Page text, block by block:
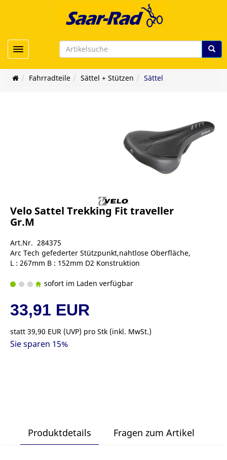
Toggle navigation
Fahrradteile Sättel + Stützen Sättel
Velo Sattel Trekking Fit traveller
Gr.M
Art.Nr. 284375
Arc Tech gefederter Stützpunkt,nahtlose Oberfläche,
L : 267mm B : 152mm D2 Konstruktion
sofort im Laden verfügbar
33,91 EUR
statt 39,90 EUR (UVP) pro Stk (inkl. MwSt.)
Sie sparen 15%
Produktdetails Fragen zum Artikel